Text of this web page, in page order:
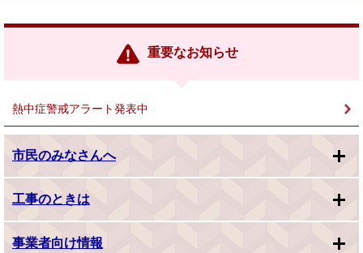
リ
重要なお知らせ
熱中症警戒アラート発表中
市民のみなさんへ
工事のときは
事業者向け情報